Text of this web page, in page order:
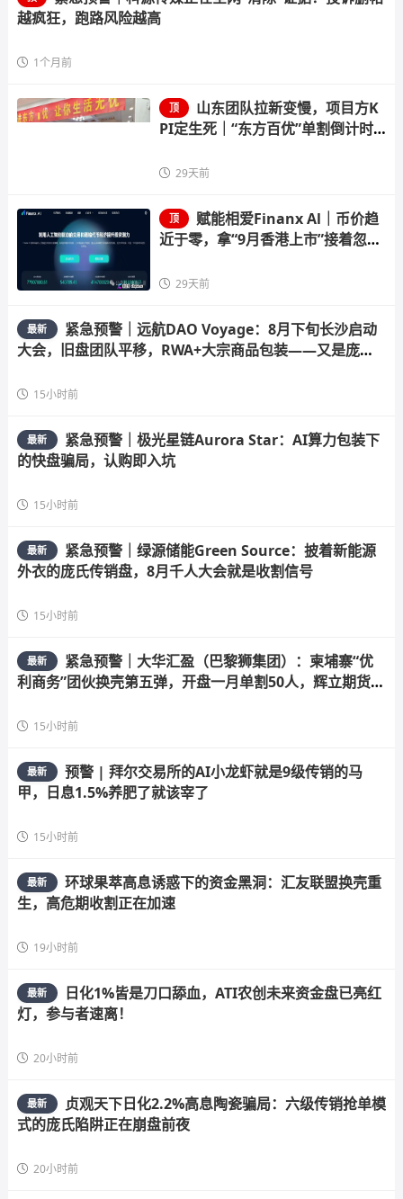
越疯狂，跑路风险越高
1个月前
顶
山东团队拉新变慢，项目方K
PI定生死｜“东方百优”单割倒计时
29天前
顶
赋能相爱Finanx Al｜币价趋
近于零，拿“9月香港上市”接着忽悠
29天前
最新
紧急预警｜远航DAO Voyage：8月下旬长沙启动
大会，旧盘团队平移，RWA+大宗商品包装——又是庞氏
15小时前
最新
紧急预警｜极光星链Aurora Star：AI算力包装下
的快盘骗局，认购即入坑
15小时前
最新
紧急预警｜绿源储能Green Source：披着新能源
外衣的庞氏传销盘，8月千人大会就是收割信号
15小时前
最新
紧急预警｜大华汇盈（巴黎狮集团）：柬埔寨“优
利商务”团伙换壳第五弹，开盘一月单割50人，辉立期货、
15小时前
最新
预警 | 拜尔交易所的AI小龙虾就是9级传销的马
甲，日息1.5%养肥了就该宰了
15小时前
最新
环球果萃高息诱惑下的资金黑洞：汇友联盟换壳重
生，高危期收割正在加速
19小时前
最新
日化1%皆是刀口舔血，ATI农创未来资金盘已亮红
灯，参与者速离！
20小时前
最新
贞观天下日化2.2%高息陶瓷骗局：六级传销抢单模
式的庞氏陷阱正在崩盘前夜
20小时前